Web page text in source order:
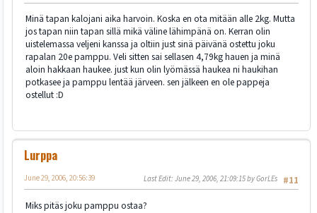
Minä tapan kalojani aika harvoin. Koska en ota mitään alle 2kg. Mutta
jos tapan niin tapan sillä mikä väline lähimpänä on. Kerran olin
uistelemassa veljeni kanssa ja oltiin just sinä päivänä ostettu joku
rapalan 20e pamppu. Veli sitten sai sellasen 4,79kg hauen ja minä
aloin hakkaan haukee. just kun olin lyömässä haukea ni haukihan
potkasee ja pamppu lentää järveen. sen jälkeen en ole pappeja
ostellut :D
Lurppa
#11
June 29, 2006, 20:56:39 Last Edit: June 29, 2006, 21:09:15 by GorLEs
Miks pitäs joku pamppu ostaa?